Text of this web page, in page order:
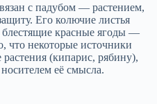
с падубом — растением,
Его колючие листья
блестящие красные ягоды —
что некоторые источники
(кипарис, рябину),
её смысла.